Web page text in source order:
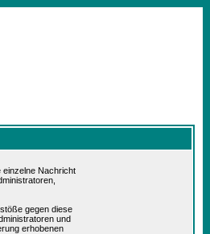
einzelne Nachricht
gegen diese
und
erhobenen